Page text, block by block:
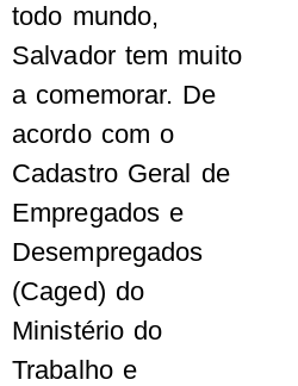
todo mundo,
Salvador tem muito
a comemorar. De
acordo com o
Cadastro Geral de
Empregados e
Desempregados
(Caged) do
Ministério do
Trabalho e